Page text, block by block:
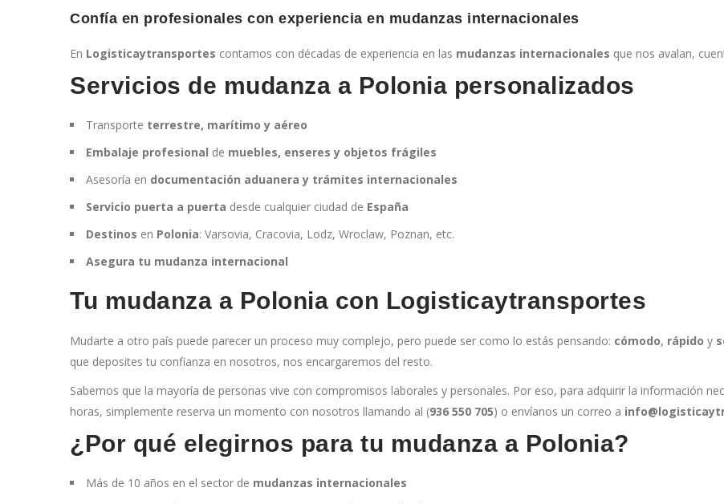
Confía en profesionales con experiencia en mudanzas internacionales
En Logisticaytransportes contamos con décadas de experiencia en las mudanzas internacionales que nos avalan,
Servicios de mudanza a Polonia personalizados
Transporte terrestre, marítimo y aéreo
Embalaje profesional de muebles, enseres y objetos frágiles
Asesoría en documentación aduanera y trámites internacionales
Servicio puerta a puerta desde cualquier ciudad de España
Destinos en Polonia: Varsovia, Cracovia, Lodz, Wroclaw, Poznan, etc.
Asegura tu mudanza internacional
Tu mudanza a Polonia con Logisticaytransportes
Mudarte a otro país puede parecer un proceso muy complejo, pero puede ser como lo estás pensando: cómodo, rápido y
que deposites tu confianza en nosotros, nos encargaremos del resto.
Sabemos que la mayoría de personas vive con compromisos laborales y personales. Por eso, para adquirir la información
horas, simplemente reserva un momento con nosotros llamando al (936 550 705) o envíanos un correo a
¿Por qué elegirnos para tu mudanza a Polonia?
Más de 10 años en el sector de mudanzas internacionales